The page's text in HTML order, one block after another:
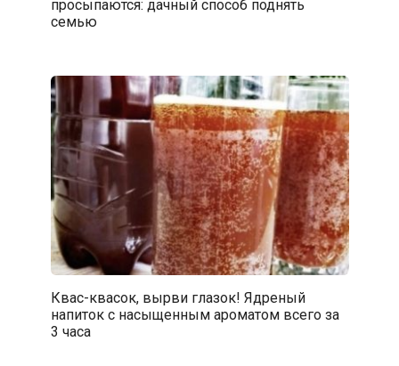
просыпаются: дачный способ поднять
семью
Квас-квасок, вырви глазок! Ядреный
напиток с насыщенным ароматом всего за
3 часа